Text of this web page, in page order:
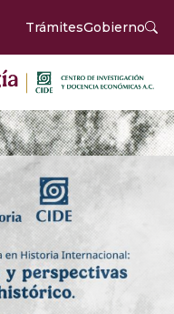
TrámitesGobierno